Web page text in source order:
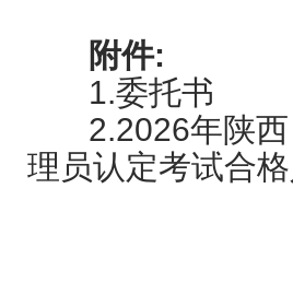
附件:
1.委托书
2.2026年陕
理员认定考试合